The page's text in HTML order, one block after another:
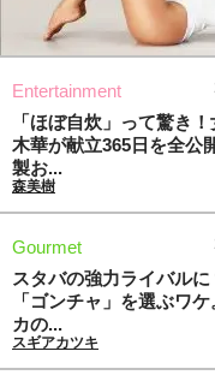
Entertainment
「ほぼ自炊」って驚き
木華が献立365日を全公
製お...
森美樹
Gourmet
スタバの強力ライバル
「ゴンチャ」を選ぶワ
カの...
スギアカツキ